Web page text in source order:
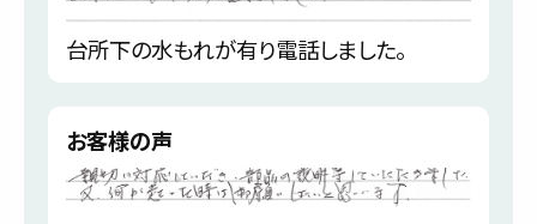
台所下の水もれが有り電話しました。
お客様の声